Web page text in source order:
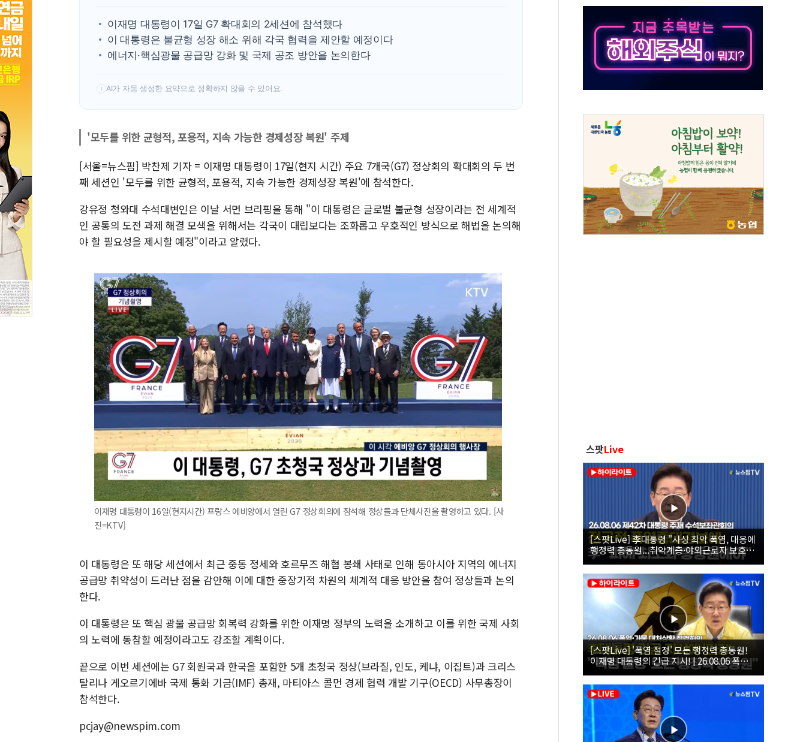
한국앤컴퍼니그룹, "AI는 도구 아닌 동료"…현업 중심 AX 가속
李대통령 "취약계층 돼 가는 청년들…실제 수요에 맞게 정책 정비"
中 미국 신장 제재에 '강경 맞 보복' 대미 드론 수출 통제· 기업 제재
이재명 대통령이 17일 G7 확대회의 2세션에 참석했다
이 대통령은 불균형 성장 해소 위해 각국 협력을 제안할 예정이다
에너지·핵심광물 공급망 강화 및 국제 공조 방안을 논의한다
! AI가 자동 생성한 요약으로 정확하지 않을 수 있어요.
'모두를 위한 균형적, 포용적, 지속 가능한 경제성장 복원' 주제
[서울=뉴스핌] 박찬제 기자 = 이재명 대통령이 17일(현지 시간) 주요 7개국(G7) 정상회의 확대회의 두 번
째 세션인 '모두를 위한 균형적, 포용적, 지속 가능한 경제성장 복원'에 참석한다.
강유정 청와대 수석대변인은 이날 서면 브리핑을 통해 "이 대통령은 글로벌 불균형 성장이라는 전 세계적
인 공통의 도전 과제 해결 모색을 위해서는 각국이 대립보다는 조화롭고 우호적인 방식으로 해법을 논의해
야 할 필요성을 제시할 예정"이라고 알렸다.
이재명 대통령이 16일(현지시간) 프랑스 에비앙에서 열린 G7 정상회의에 참석해 정상들과 단체사진을 촬영하고 있다. [사
진=KTV]
이 대통령은 또 해당 세션에서 최근 중동 정세와 호르무즈 해협 봉쇄 사태로 인해 동아시아 지역의 에너지
공급망 취약성이 드러난 점을 감안해 이에 대한 중장기적 차원의 체계적 대응 방안을 참여 정상들과 논의
한다.
이 대통령은 또 핵심 광물 공급망 회복력 강화를 위한 이재명 정부의 노력을 소개하고 이를 위한 국제 사회
의 노력에 동참할 예정이라고도 강조할 계획이다.
끝으로 이번 세션에는 G7 회원국과 한국을 포함한 5개 초청국 정상(브라질, 인도, 케냐, 이집트)과 크리스
탈리나 게오르기에바 국제 통화 기금(IMF) 총재, 마티아스 콜먼 경제 협력 개발 기구(OECD) 사무총장이
참석한다.
pcjay@newspim.com
스팟Live
[스팟Live] 李대통령 "사상 최악 폭염, 대응에
행정력 총동원...취약계층·야외근로자 보호에
힘써야"｜26.08.06 제42차 대통령 주재 수석
보좌관회의
[스팟Live] '폭염 절정' 모든 행정력 총동원!
이재명 대통령의 긴급 지시! | 26.08.06 폭염•
가뭄 대처상황 점검회의